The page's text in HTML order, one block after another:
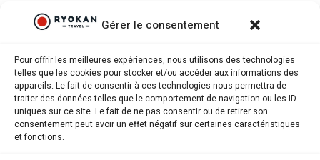
Gérer le consentement
Pour offrir les meilleures expériences, nous utilisons des technologies
telles que les cookies pour stocker et/ou accéder aux informations des
appareils. Le fait de consentir à ces technologies nous permettra de
traiter des données telles que le comportement de navigation ou les ID
uniques sur ce site. Le fait de ne pas consentir ou de retirer son
consentement peut avoir un effet négatif sur certaines caractéristiques
et fonctions.
Rapport qualité/prix
Ryokantravel.fr © Copyright 2025. Tous droits réservés.